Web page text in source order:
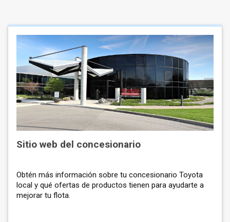
Sitio web del concesionario
Obtén más información sobre tu concesionario Toyota
local y qué ofertas de productos tienen para ayudarte a
mejorar tu flota.